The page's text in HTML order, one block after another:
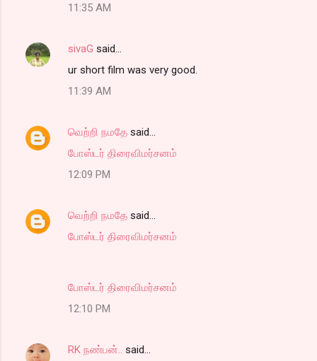
11:35 AM
sivaG said…
ur short film was very good.
11:39 AM
வெற்றி நமதே said…
போஸ்டர் திரைவிமர்சனம்
12:09 PM
வெற்றி நமதே said…
போஸ்டர் திரைவிமர்சனம்
போஸ்டர் திரைவிமர்சனம்
12:10 PM
RK நண்பன்..
said…